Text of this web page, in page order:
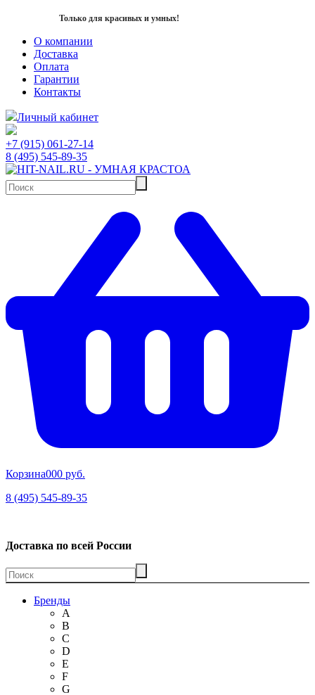
Только для красивых и умных!
О компании
Доставка
Оплата
Гарантии
Контакты
Личный кабинет
+7 (915) 061-27-14
8 (495) 545-89-35
Корзина000 руб.
8 (495) 545-89-35
Доставка по всей России
Бренды
A
B
C
D
E
F
G